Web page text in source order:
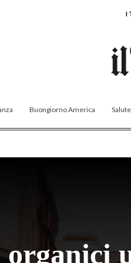
Buongiorno America Salute